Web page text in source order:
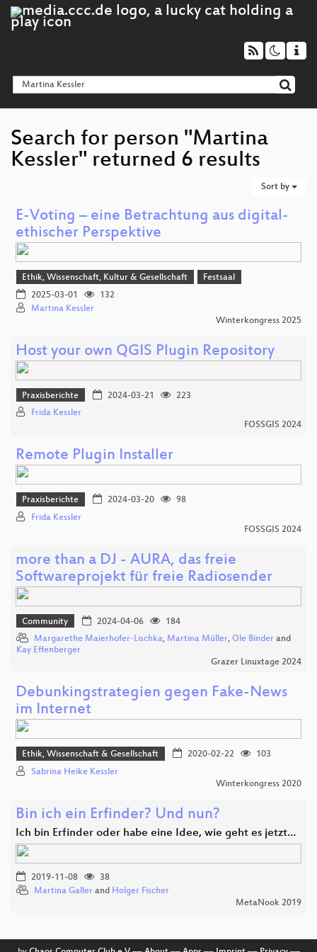
Search for person "Martina
Kessler" returned 6 results
Sort by
E-Voting – eine Betrachtung aus digital-
ethischer Perspektive
Ethik, Wissenschaft, Kultur & Gesellschaft
Festsaal
2025-03-01
132
Martina Kessler
Winterkongress 2025
Host your own QGIS Plugin Repository
Praxisberichte 2024-03-21
223
Frida Kessler
FOSSGIS 2024
Remote Plugin Installer
Praxisberichte 2024-03-20
98
Frida Kessler
FOSSGIS 2024
more than a DJ - AURA, das freie
Softwareprojekt für freie Radiosender
Community 2024-04-06
184
Margarethe Maierhofer-Lischka, Martina Müller, Ole Binder and
Kay Effenberger
Grazer Linuxtage 2024
Debunkingstrategien gegen Fake-News
im Internet
Ethik, Wissenschaft & Gesellschaft 2020-02-22
103
Sabrina Heike Kessler
Winterkongress 2020
Bin ich ein Erfinder? Und nun?
Ich bin Erfinder oder habe eine Idee, wie geht es jetzt…
2019-11-08
38
Martina Galler and Holger Fischer
MetaNook 2019